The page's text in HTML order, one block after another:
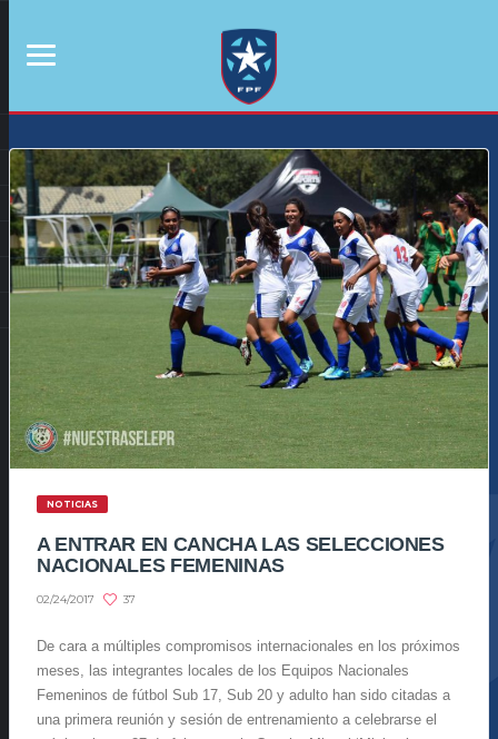
NOTICIAS
A ENTRAR EN CANCHA LAS SELECCIONES
NACIONALES FEMENINAS
02/24/2017 37
De cara a múltiples compromisos internacionales en los próximos
meses, las integrantes locales de los Equipos Nacionales
Femeninos de fútbol Sub 17, Sub 20 y adulto han sido citadas a
una primera reunión y sesión de entrenamiento a celebrarse el